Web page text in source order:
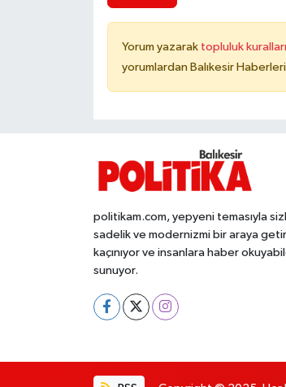
Yorum yazarak topluluk
yorumlardan Balıkesir
politikam.com, yepyeni temasıyla
sadelik ve modernizmi bir araya
kaçınıyor ve insanlara haber
sunuyor.